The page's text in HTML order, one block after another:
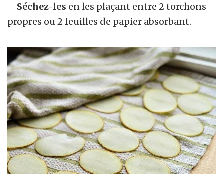
– Séchez-les en les plaçant entre 2 torchons
propres ou 2 feuilles de papier absorbant.